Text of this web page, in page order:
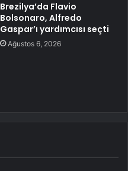
Brezilya’da Flavio
Bolsonaro, Alfredo
Gaspar’ı yardımcısı seçti
Ağustos 6, 2026